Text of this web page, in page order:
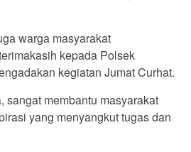
warga masyarakat
kepada Polsek
kegiatan Jumat Curhat.
sangat membantu masyarakat
yang menyangkut tugas dan